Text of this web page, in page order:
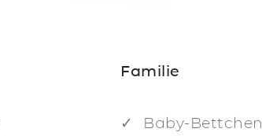
Familie
Baby-Bettchen